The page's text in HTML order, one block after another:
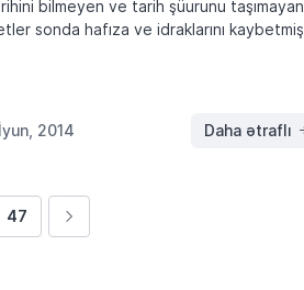
bilmeyen ve tarih şüurunu taşımayan
sonda hafıza ve idraklarını kaybetmiş
2014
Daha ətraflı
47